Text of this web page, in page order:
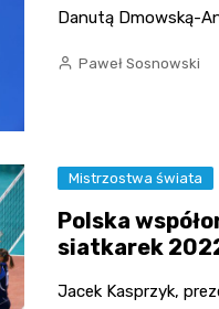
Danutą Dmowską-
Paweł Sosnowski
Mistrzostwa świata
Polska
siatkarek
Jacek Kasprzyk,